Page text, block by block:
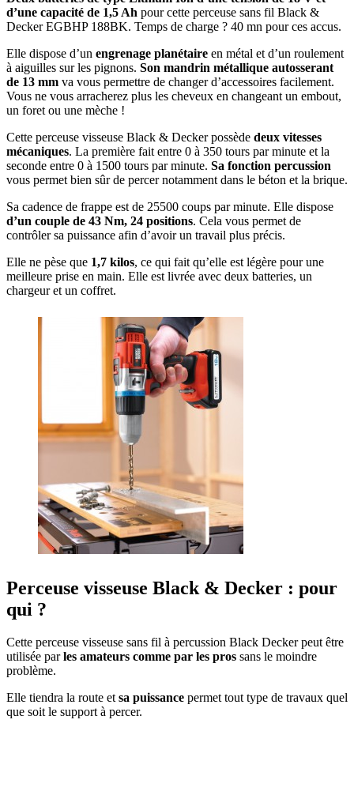
d’une capacité de 1,5 Ah pour cette perceuse sans fil Black &
Decker EGBHP 188BK. Temps de charge ? 40 mn pour ces accus.
Elle dispose d’un engrenage planétaire en métal et d’un roulement
à aiguilles sur les pignons. Son mandrin métallique autosserant
de 13 mm va vous permettre de changer d’accessoires facilement.
Vous ne vous arracherez plus les cheveux en changeant un embout,
un foret ou une mèche !
Cette perceuse visseuse Black & Decker possède deux vitesses
mécaniques. La première fait entre 0 à 350 tours par minute et la
seconde entre 0 à 1500 tours par minute. Sa fonction percussion
vous permet bien sûr de percer notamment dans le béton et la brique.
Sa cadence de frappe est de 25500 coups par minute. Elle dispose
d’un couple de 43 Nm, 24 positions. Cela vous permet de
contrôler sa puissance afin d’avoir un travail plus précis.
Elle ne pèse que 1,7 kilos, ce qui fait qu’elle est légère pour une
meilleure prise en main. Elle est livrée avec deux batteries, un
chargeur et un coffret.
Perceuse visseuse Black & Decker : pour
qui ?
Cette perceuse visseuse sans fil à percussion Black Decker peut être
utilisée parles amateurs comme par les pros sans le moindre
problème.
Elle tiendra la route etsa puissance permet tout type de travaux quel
que soit le support à percer.